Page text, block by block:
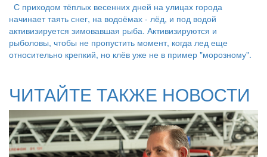
С приходом тёплых весенних дней на улицах города
начинает таять снег, на водоёмах - лёд, и под водой
активизируется зимовавшая рыба. Активизируются и
рыболовы, чтобы не пропустить момент, когда лед еще
относительно крепкий, но клёв уже не в пример "морозному".
ЧИТАЙТЕ ТАКЖЕ НОВОСТИ